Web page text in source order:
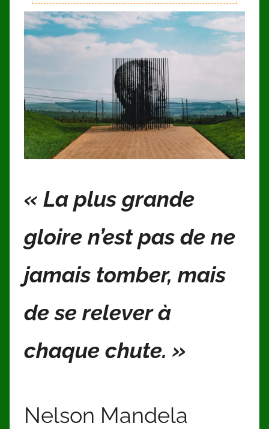
« La plus grande
gloire n’est pas de ne
jamais tomber, mais
de se relever à
chaque chute. »
Nelson Mandela